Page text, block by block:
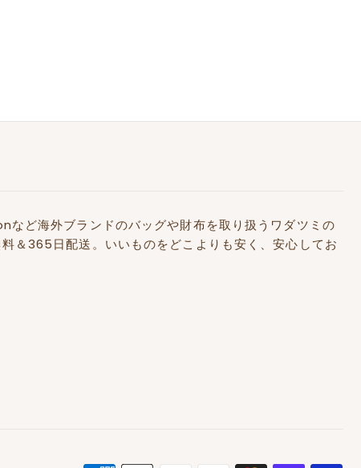
海外ブランドのバッグや財布を取り扱うワダツミの
＆365日配送。いいものをどこよりも安く、安心してお